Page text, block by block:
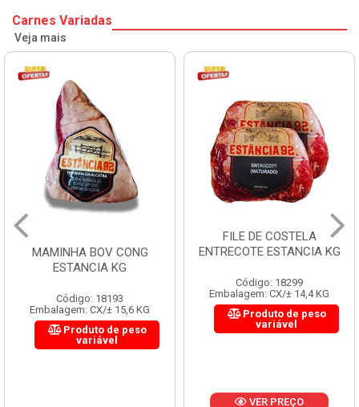
Carnes Variadas
Veja mais
MAMINHA BOV CONG
ESTANCIA KG
Código: 18193
Embalagem: CX/± 15,6 KG
Produto de peso
variável
FILE DE COSTELA
ENTRECOTE ESTANCIA KG
Código: 18299
Embalagem: CX/± 14,4 KG
Produto de peso
variável
VER PREÇO